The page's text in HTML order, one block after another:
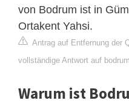
von Bodrum ist in
Ortakent Yahsi.
Antrag auf Entfernung der
vollständige Antwort auf
Warum ist